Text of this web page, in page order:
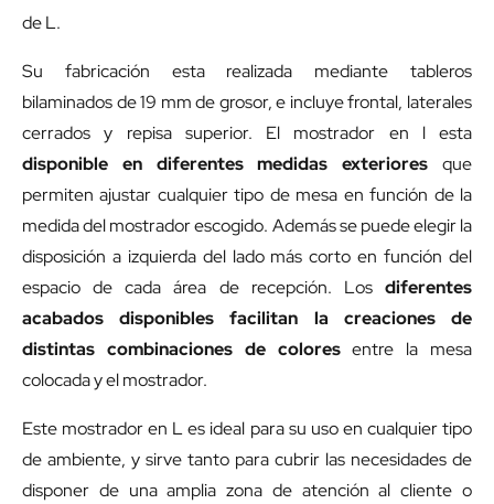
de L.
Su fabricación esta realizada mediante tableros
bilaminados de 19 mm de grosor, e incluye frontal, laterales
cerrados y repisa superior. El mostrador en l esta
disponible en diferentes medidas exteriores que
permiten ajustar cualquier tipo de mesa en función de la
medida del mostrador escogido. Además se puede elegir la
disposición a izquierda del lado más corto en función del
espacio de cada área de recepción. Los diferentes
acabados disponibles facilitan la creaciones de
distintas combinaciones de coloresentre la mesa
colocada y el mostrador.
Este mostrador en L es ideal para su uso en cualquier tipo
de ambiente, y sirve tanto para cubrir las necesidades de
disponer de una amplia zona de atención al cliente o